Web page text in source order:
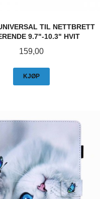
TIL NETTBRETT
9.7"-10.3" HVIT
Pris
159,00
KJØP